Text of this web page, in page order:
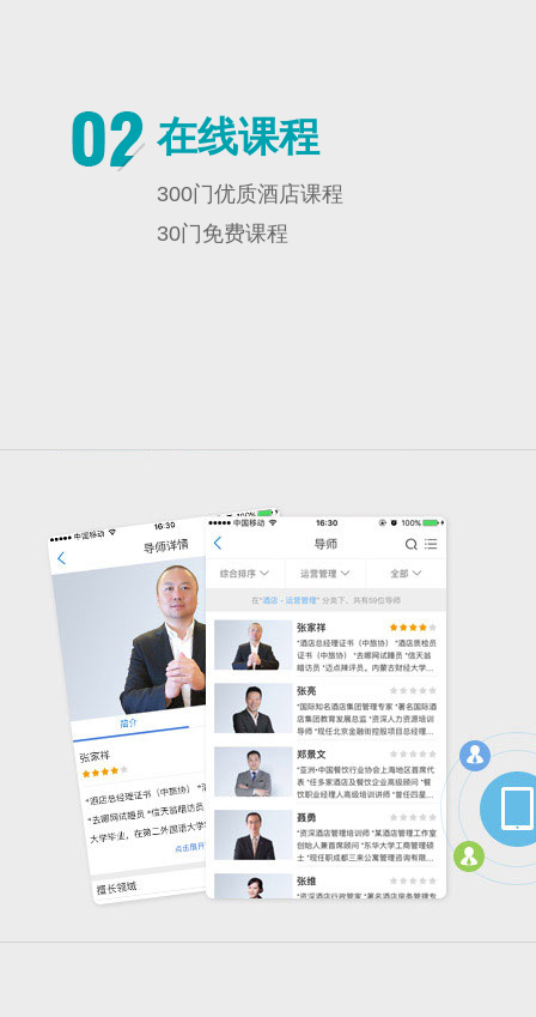
在线课程
300门优质酒店课程
30门免费课程